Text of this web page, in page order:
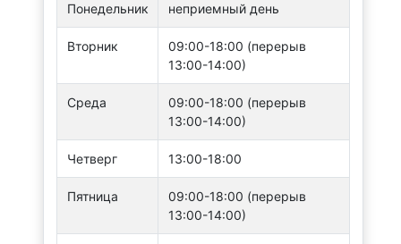
Понедельник
неприемный день
Вторник
09:00-18:00 (перерыв
13:00-14:00)
Среда
09:00-18:00 (перерыв
13:00-14:00)
Четверг 13:00-18:00
Пятница
09:00-18:00 (перерыв
13:00-14:00)